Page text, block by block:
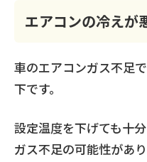
エアコンの冷えが
車のエアコンガス不足
下です。
設定温度を下げても十
ガス不足の可能性があり